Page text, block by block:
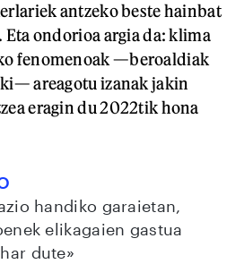
antzeko beste hainbat
ondorioa argia da: klima
fenomenoak —beroaldiak
areagotu izanak jakin
eragin du 2022tik hona
handiko garaietan,
elikagaien gastua
dute»